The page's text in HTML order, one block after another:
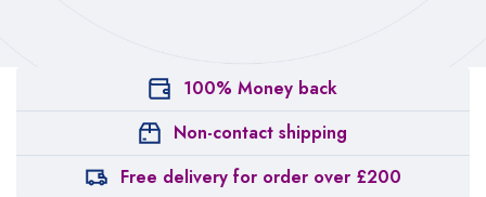
100% Money back
Non-contact shipping
Free delivery for order over £200